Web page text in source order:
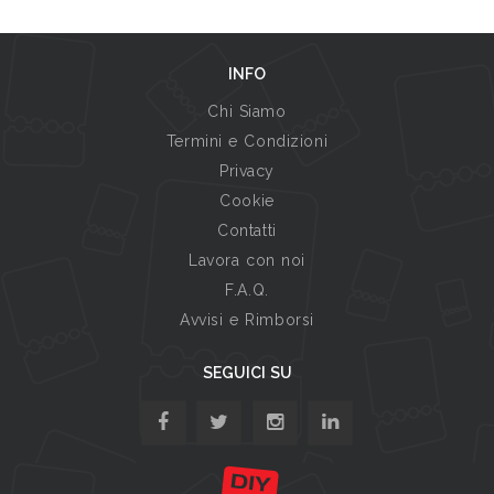
INFO
Chi Siamo
Termini e Condizioni
Privacy
Cookie
Contatti
Lavora con noi
F.A.Q.
Avvisi e Rimborsi
SEGUICI SU